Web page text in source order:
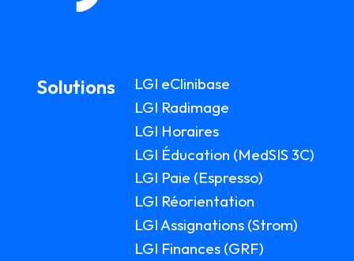
Solutions
LGI eClinibase
LGI Radimage
LGI Horaires
LGI Éducation (MedSIS 3C)
LGI Paie (Espresso)
LGI Réorientation
LGI Assignations (Strom)
LGI Finances (GRF)